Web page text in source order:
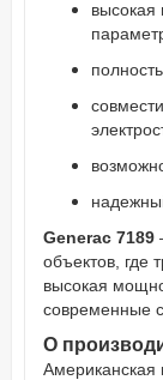
высокая
Generac 7189
объектов, где
высокая
современные
О